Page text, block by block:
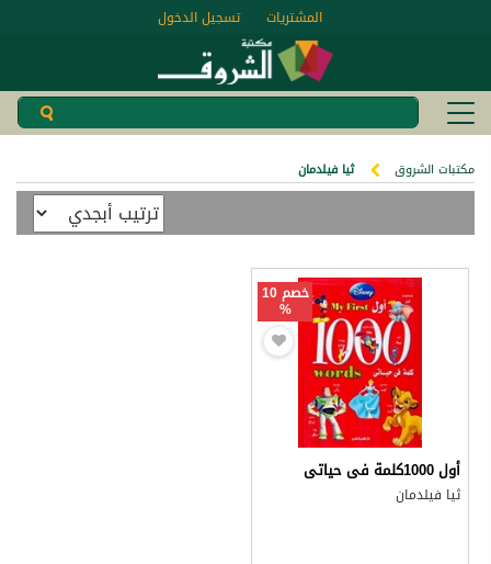
تسجيل الدخول المشتريات
مكتبات الشروق ثيا فيلدمان
خصم 10
%
أول 1000كلمة فى حياتى
ثيا فيلدمان